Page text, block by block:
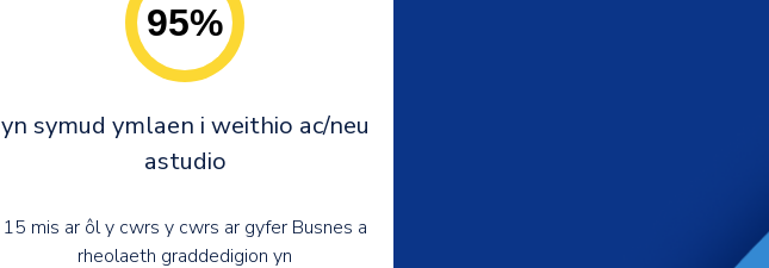
95%
yn symud ymlaen i weithio ac/neu
astudio
15 mis ar ôl y cwrs y cwrs ar gyfer Busnes a
rheolaeth graddedigion yn